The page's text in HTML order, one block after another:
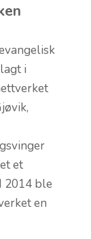
i
et
2014 ble
en